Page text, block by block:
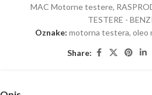
MAC Motorne testere,
TESTERE -
Oznake: motorna testera, oleo
Share: